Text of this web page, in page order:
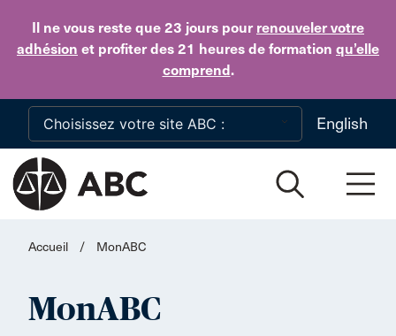
Il ne vous reste que 23 jours pour renouveler votre
adhésion et profiter des 21 heures de formation qu’elle
comprend.
Skip to main content
English
Accueil / MonABC
MonABC